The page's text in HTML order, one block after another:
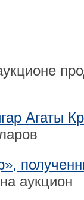
Агаты
аукцион